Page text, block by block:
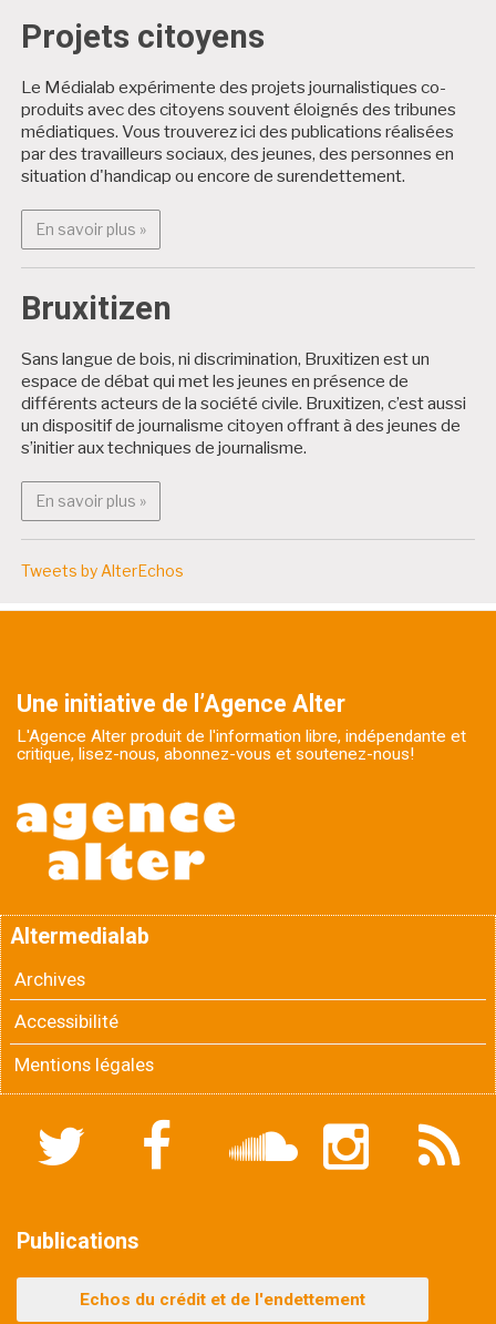
Projets citoyens
Le Médialab expérimente des projets journalistiques co-
produits avec des citoyens souvent éloignés des tribunes
médiatiques. Vous trouverez ici des publications réalisées
par des travailleurs sociaux, des jeunes, des personnes en
situation d'handicap ou encore de surendettement.
En savoir plus »En savoir plus : Projets citoyens
Bruxitizen
Sans langue de bois, ni discrimination, Bruxitizen est un
espace de débat qui met les jeunes en présence de
différents acteurs de la société civile. Bruxitizen, c’est aussi
un dispositif de journalisme citoyen offrant à des jeunes de
s’initier aux techniques de journalisme.
En savoir plus »En savoir plus : Bruxitizen
Tweets by AlterEchos
Une initiative de l’Agence Alter
L'Agence Alter produit de l'information libre, indépendante et
critique, lisez-nous, abonnez-vous et soutenez-nous!
Altermedialab
Archives
Accessibilité
Mentions légales
Facebook Soundcloud Instagram
RSS
Publications
Echos du crédit et de l'endettement